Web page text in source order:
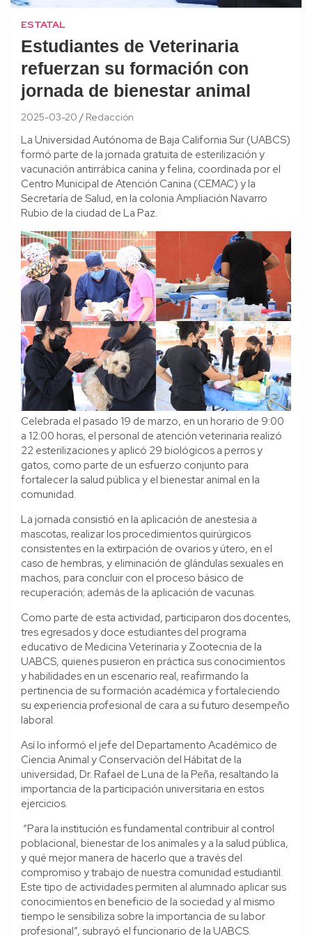
ESTATAL
Estudiantes de Veterinaria
refuerzan su formación con
jornada de bienestar animal
2025-03-20 Redacción
La Universidad Autónoma de Baja California Sur (UABCS)
formó parte de la jornada gratuita de esterilización y
vacunación antirrábica canina y felina, coordinada por el
Centro Municipal de Atención Canina (CEMAC) y la
Secretaría de Salud, en la colonia Ampliación Navarro
Rubio de la ciudad de La Paz.
Celebrada el pasado 19 de marzo, en un horario de 9:00
a 12:00 horas, el personal de atención veterinaria realizó
22 esterilizaciones y aplicó 29 biológicos a perros y
gatos, como parte de un esfuerzo conjunto para
fortalecer la salud pública y el bienestar animal en la
comunidad.
La jornada consistió en la aplicación de anestesia a
mascotas, realizar los procedimientos quirúrgicos
consistentes en la extirpación de ovarios y útero, en el
caso de hembras, y eliminación de glándulas sexuales en
machos, para concluir con el proceso básico de
recuperación; además de la aplicación de vacunas.
Como parte de esta actividad, participaron dos docentes,
tres egresados y doce estudiantes del programa
educativo de Medicina Veterinaria y Zootecnia de la
UABCS, quienes pusieron en práctica sus conocimientos
y habilidades en un escenario real, reafirmando la
pertinencia de su formación académica y fortaleciendo
su experiencia profesional de cara a su futuro desempeño
laboral.
Así lo informó el jefe del Departamento Académico de
Ciencia Animal y Conservación del Hábitat de la
universidad, Dr. Rafael de Luna de la Peña, resaltando la
importancia de la participación universitaria en estos
ejercicios.
“Para la institución es fundamental contribuir al control
poblacional, bienestar de los animales y a la salud pública,
y qué mejor manera de hacerlo que a través del
compromiso y trabajo de nuestra comunidad estudiantil.
Este tipo de actividades permiten al alumnado aplicar sus
conocimientos en beneficio de la sociedad y al mismo
tiempo le sensibiliza sobre la importancia de su labor
profesional”, subrayó el funcionario de la UABCS.